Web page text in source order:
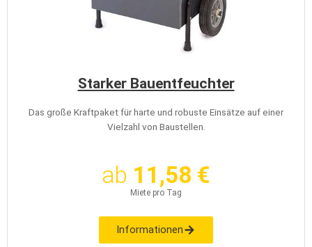
Starker Bauentfeuchter
Das große Kraftpaket für harte und robuste Einsätze auf einer
Vielzahl von Baustellen.
ab 11,58 €
Miete pro Tag
Informationen